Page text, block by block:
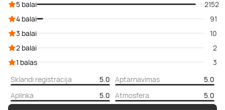
5 balai
2152
4 balai
91
3 balai
10
2 balai
2
1 balas
3
Sklandi registracija
5.0 Aptarnavimas
5.0
Aplinka
5.0 Atmosfera 5.0